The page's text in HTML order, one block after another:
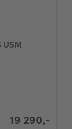
19 290,-